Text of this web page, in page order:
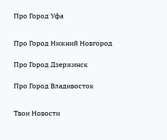
Про Город Уфа
Про Город Нижний Новгород
Про Город Дзержинск
Про Город Владивосток
Твои Новости